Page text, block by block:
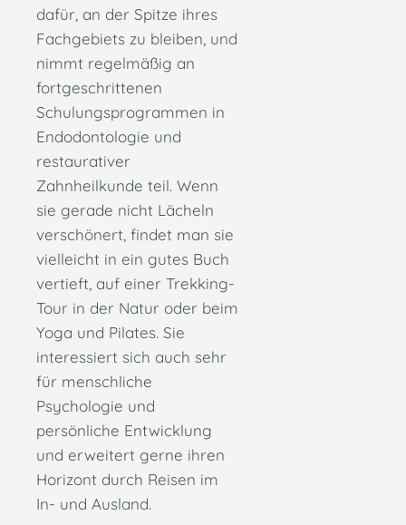
dafür, an der Spitze ihres
Fachgebiets zu bleiben, und
nimmt regelmäßig an
fortgeschrittenen
Schulungsprogrammen in
Endodontologie und
restaurativer
Zahnheilkunde teil. Wenn
sie gerade nicht Lächeln
verschönert, findet man sie
vielleicht in ein gutes Buch
vertieft, auf einer Trekking-
Tour in der Natur oder beim
Yoga und Pilates. Sie
interessiert sich auch sehr
für menschliche
Psychologie und
persönliche Entwicklung
und erweitert gerne ihren
Horizont durch Reisen im
In- und Ausland.